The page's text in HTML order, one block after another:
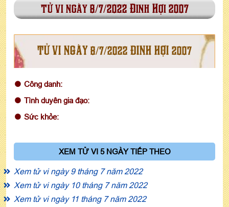
tử vi ngày 8/7/2022 Đinh Hợi 2007
TỬ VI NGÀY 8/7/2022 ĐINH HỢI 2007
Công danh:
Tình duyên gia đạo:
Sức khỏe:
XEM TỬ VI 5 NGÀY TIẾP THEO
Xem tử vi ngày 9 tháng 7 năm 2022
Xem tử vi ngày 10 tháng 7 năm 2022
Xem tử vi ngày 11 tháng 7 năm 2022